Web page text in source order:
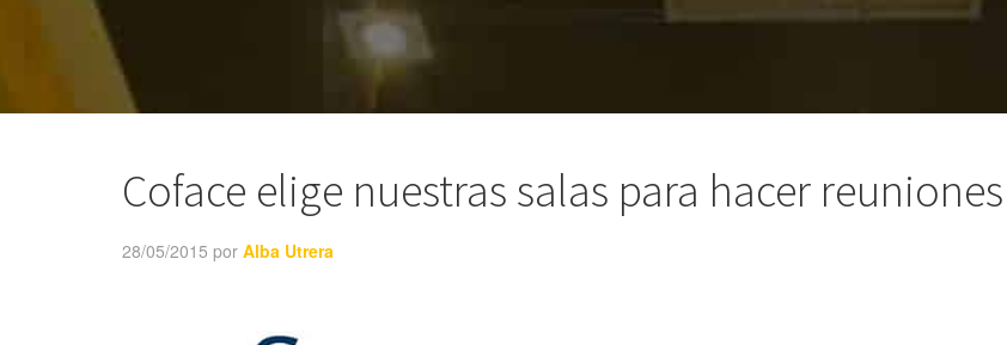
Coface elige nuestras salas para hacer reuniones
28/05/2015 por Alba Utrera